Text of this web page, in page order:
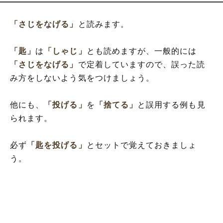
「さじをなげる」 と読みます。
「匙」 は 「しゃじ」
とも読めますが、一般的には
「さじをなげる」 で定着していますので、誤った読
み方をしないよう気をつけましょう。
他にも、 「投げる」 を 「捨てる」
と誤用する例も見
られます。
必ず 「匙を投げる」
とセットで覚えておきましょ
う。